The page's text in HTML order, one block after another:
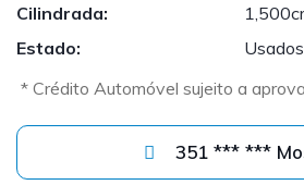
Cilindrada:
Estado:
Usados
* Crédito Automóvel sujeito a
351